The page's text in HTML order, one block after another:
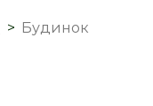
Будинок